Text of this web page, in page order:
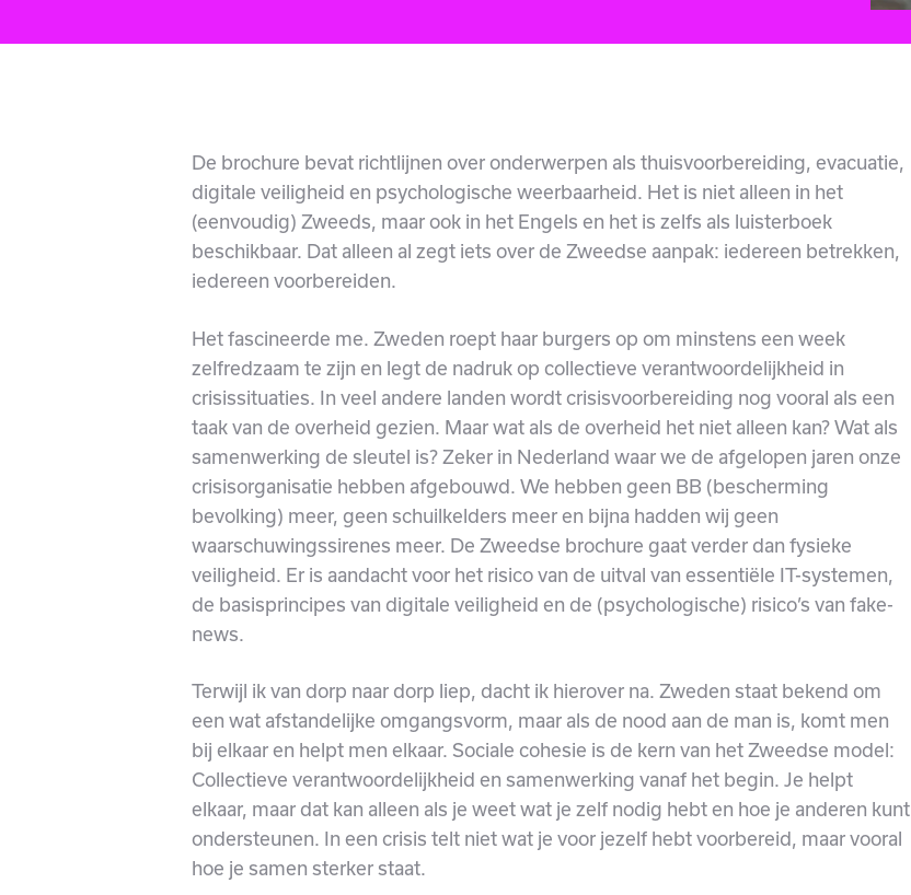
De brochure bevat richtlijnen over onderwerpen als thuisvoorbereiding, evacuatie,
digitale veiligheid en psychologische weerbaarheid. Het is niet alleen in het
(eenvoudig) Zweeds, maar ook in het Engels en het is zelfs als luisterboek
beschikbaar. Dat alleen al zegt iets over de Zweedse aanpak: iedereen betrekken,
iedereen voorbereiden.
Het fascineerde me. Zweden roept haar burgers op om minstens een week
zelfredzaam te zijn en legt de nadruk op collectieve verantwoordelijkheid in
crisissituaties. In veel andere landen wordt crisisvoorbereiding nog vooral als een
taak van de overheid gezien. Maar wat als de overheid het niet alleen kan? Wat als
samenwerking de sleutel is? Zeker in Nederland waar we de afgelopen jaren onze
crisisorganisatie hebben afgebouwd. We hebben geen BB (bescherming
bevolking) meer, geen schuilkelders meer en bijna hadden wij geen
waarschuwingssirenes meer. De Zweedse brochure gaat verder dan fysieke
veiligheid. Er is aandacht voor het risico van de uitval van essentiële IT-systemen,
de basisprincipes van digitale veiligheid en de (psychologische) risico’s van fake-
news.
Terwijl ik van dorp naar dorp liep, dacht ik hierover na. Zweden staat bekend om
een wat afstandelijke omgangsvorm, maar als de nood aan de man is, komt men
bij elkaar en helpt men elkaar. Sociale cohesie is de kern van het Zweedse model:
Collectieve verantwoordelijkheid en samenwerking vanaf het begin. Je helpt
elkaar, maar dat kan alleen als je weet wat je zelf nodig hebt en hoe je anderen kunt
ondersteunen. In een crisis telt niet wat je voor jezelf hebt voorbereid, maar vooral
hoe je samen sterker staat.